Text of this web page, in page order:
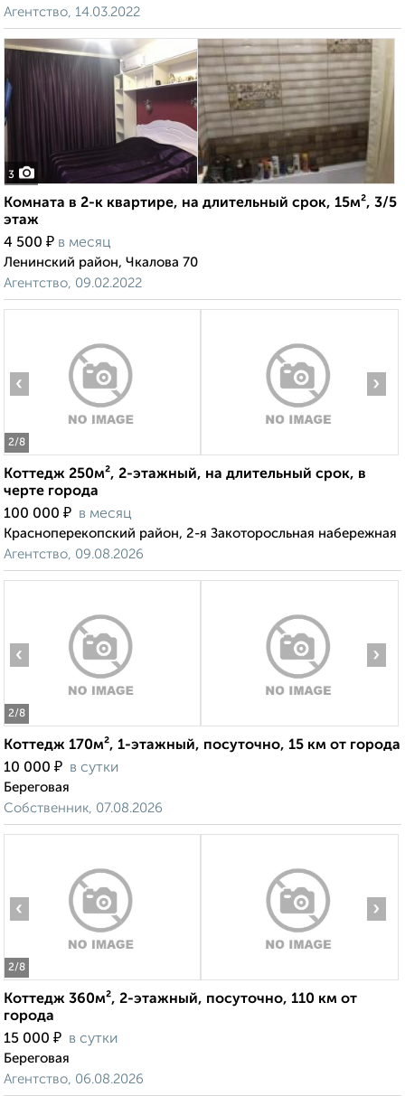
Агентство, 14.03.2022
3
Комната в 2-к квартире, на длительный срок, 15м², 3/5
этаж
4 500 ₽ в месяц
Ленинский район, Чкалова 70
Агентство, 09.02.2022
2/8
‹ ›
Коттедж 250м², 2-этажный, на длительный срок, в
черте города
100 000 ₽ в месяц
Красноперекопский район, 2-я Закоторосльная набережная
Агентство, 09.08.2026
2/8
‹ ›
Коттедж 170м², 1-этажный, посуточно, 15 км от города
10 000 ₽ в сутки
Береговая
Собственник, 07.08.2026
2/8
‹ ›
Коттедж 360м², 2-этажный, посуточно, 110 км от
города
15 000 ₽ в сутки
Береговая
Агентство, 06.08.2026